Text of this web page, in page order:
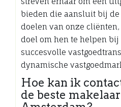
bieden die aansluit bij
doelen van onze
doel om hen te helpen
succesvolle
dynamische
Hoe kan ik
de beste